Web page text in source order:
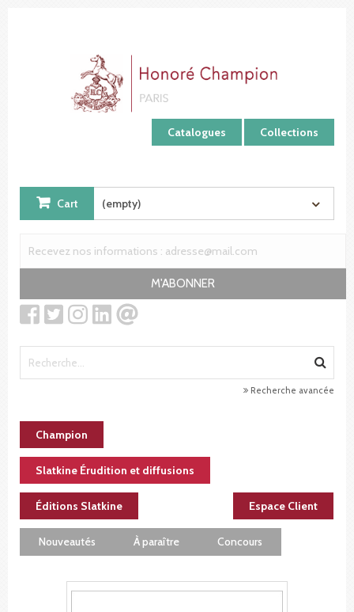
Catalogues Collections
Cart (empty)
M'ABONNER
Recherche avancée
Champion
Slatkine Érudition et diffusions
Éditions Slatkine Espace Client
Nouveautés À paraître Concours